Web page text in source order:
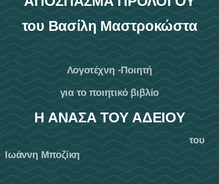
του Βασίλη Μαστροκώστα
Λογοτέχνη -Ποιητή
για το ποιητικό βιβλίο
Η ΑΝΑΣΑ ΤΟΥ ΑΔΕΙΟΥ
του
Ιωάννη Μποζίκη